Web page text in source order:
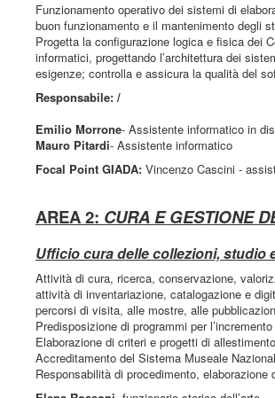
Funzionamento operativo dei sistemi di
buon funzionamento e il mantenimento degli
Progetta la configurazione logica e fisica dei
informatici, progettando l’architettura dei
esigenze; controlla e assicura la qualità del
Responsabile: /
Emilio Morrone- Assistente informatico in
Mauro Pitardi- Assistente informatico
Focal Point GIADA: Vincenzo Cascini -
AREA 2: CURA E GESTIONE
Ufficio cura delle collezioni, studio
Attività di cura, ricerca, conservazione,
attività di inventariazione, catalogazione e
percorsi di visita, alle mostre, alle
Predisposizione di programmi per
Elaborazione di criteri e progetti di
Accreditamento del Sistema Museale
Responsabilità di procedimento,